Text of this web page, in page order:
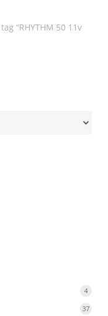
“RHYTHM 50 11v
44
3737